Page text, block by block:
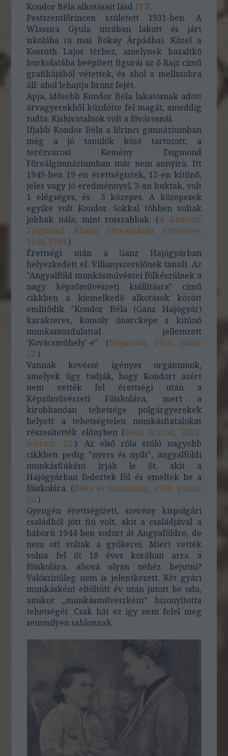
Kondor Béla alkotásait lásdITT.
Pestszentlőrincen született 1931-ben. A
Wlassics Gyula utcában lakott és járt
iskolába (a mai Bókay Árpádba). Közel a
Kossuth Lajos térhez, amelynek bazaltkő
burkolatába beépített figurái az ő Rajz című
grafikájából vétettek, és ahol a mellszobra
áll: ahol lehajtja bronz fejét.
Apja, idősebb Kondor Béla lakatosnak adott
árvagyerekből küzdötte fel magát, ameddig
tudta. Kishivatalnok volt a fővárosnál.
Ifjabb Kondor Béla a lőrinci gimnáziumban
még a jó tanulók közé tartozott, a
terézvárosi Kemény Zsigmond
Főreálgimnáziumban már nem annyira. Itt
1949-ben 19-en érettségiztek, 12-en kitűnő,
jeles vagy jó eredménnyel, 3-an buktak, volt
1 elégséges, és 3 közepes. A közepesek
egyike volt Kondor. Sokkal többen voltak
jobbak nála, mint rosszabbak. (A Kemény
Zsigmond Állami Főreáliskola értesítője,
1948-1949.)
Érettségi után a Ganz Hajógyárban
helyezkedett el. Villanyszerelőnek tanult. Az
"Angyalföld munkásművészei fölkészülnek a
nagy képzőművészeti kiállításra" című
cikkben a kiemelkedő alkotások között
említődik "Kondor Béla (Ganz Hajógyár)
karakteres, komoly önarcképe s kitűnő
munkamozdulattal jellemzett
'Kovácsműhely'-e". (Népszava, 1950. július
22.)
Vannak kevéssé igényes orgánumok,
amelyek úgy tudják, hogy Kondort azért
nem vették fel érettségi után a
Képzőművészeti Főiskolára, mert a
kirobbanóan tehetsége polgárgyerekek
helyett a tehetségtelen munkásfiatalokat
részesítették előnyben (Pesti Srácok, 2021.
február 22.). Az első róla szóló nagyobb
cikkben pedig "nyers és nyílt", angyalföldi
munkásfiúként írják le őt, akit a
Hajógyárban fedeztek föl és emeltek be a
főiskolára. (Béke és Szabadság, 1956. június
20.)
Gyengén érettségizett, szerény kispolgári
családból jött fiú volt, akit a családjával a
háború 1944-ben sodort át Angyaföldre, de
nem ott voltak a gyökerei. Miért vették
volna fel őt 18 éves korában arra a
főiskolára, ahová olyan nehéz bejutni?
Valószínűleg nem is jelentkezett. Két gyári
munkásként eltöltött év után jutott be oda,
amikor „munkásművészként” bizonyította
tehetségét. Csak hát ez így nem felel meg
semmilyen sablonnak.